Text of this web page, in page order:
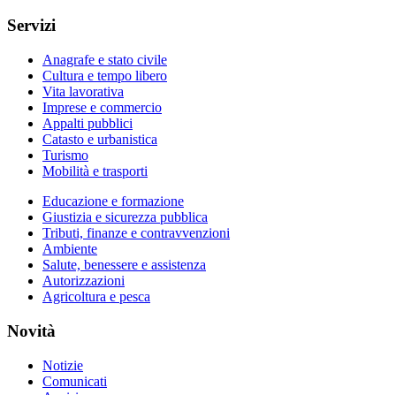
Servizi
Anagrafe e stato civile
Cultura e tempo libero
Vita lavorativa
Imprese e commercio
Appalti pubblici
Catasto e urbanistica
Turismo
Mobilità e trasporti
Educazione e formazione
Giustizia e sicurezza pubblica
Tributi, finanze e contravvenzioni
Ambiente
Salute, benessere e assistenza
Autorizzazioni
Agricoltura e pesca
Novità
Notizie
Comunicati